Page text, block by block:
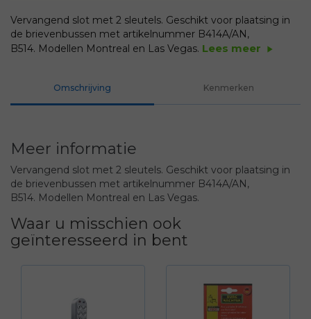
Vervangend slot met 2 sleutels. Geschikt voor plaatsing in
de brievenbussen met artikelnummer B414A/AN,
B514. Modellen Montreal en Las Vegas. Lees meer play_arrow
Omschrijving Kenmerken
Meer informatie
Vervangend slot met 2 sleutels. Geschikt voor plaatsing in
de brievenbussen met artikelnummer B414A/AN,
B514. Modellen Montreal en Las Vegas.
Waar u misschien ook
geïnteresseerd in bent